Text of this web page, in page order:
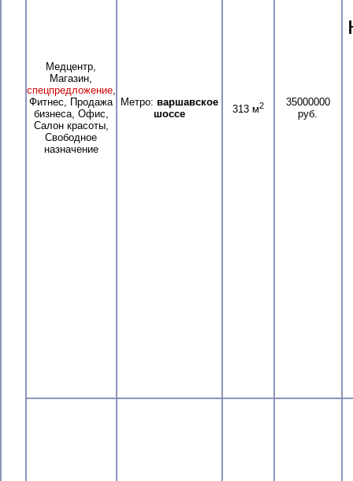
Медцентр,
Магазин,
спецпредложение,
Фитнес, Продажа
бизнеса, Офис,
Салон красоты,
Свободное
назначение
Метро: варшавское
шоссе
313 м2
35000000
руб.